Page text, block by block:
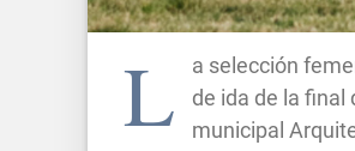
L
a selección
de ida de la final
municipal